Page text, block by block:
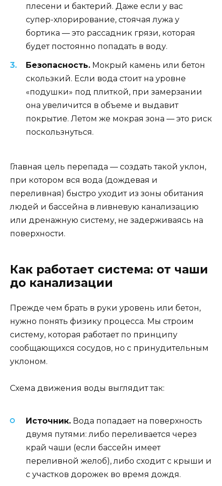
плесени и бактерий. Даже если у вас
супер-хлорирование, стоячая лужа у
бортика — это рассадник грязи, которая
будет постоянно попадать в воду.
Безопасность. Мокрый камень или бетон
скользкий. Если вода стоит на уровне
«подушки» под плиткой, при замерзании
она увеличится в объеме и выдавит
покрытие. Летом же мокрая зона — это риск
поскользнуться.
Главная цель перепада — создать такой уклон,
при котором вся вода (дождевая и
переливная) быстро уходит из зоны обитания
людей и бассейна в ливневую канализацию
или дренажную систему, не задерживаясь на
поверхности.
Как работает система: от чаши
до канализации
Прежде чем брать в руки уровень или бетон,
нужно понять физику процесса. Мы строим
систему, которая работает по принципу
сообщающихся сосудов, но с принудительным
уклоном.
Схема движения воды выглядит так:
Источник. Вода попадает на поверхность
двумя путями: либо переливается через
край чаши (если бассейн имеет
переливной желоб), либо сходит с крыши и
с участков дорожек во время дождя.